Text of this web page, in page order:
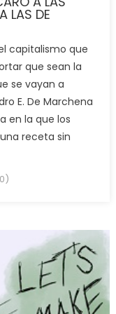
LAS DE
capitalismo que
que sean la
se vayan a
E. De Marchena
en la que los
receta sin